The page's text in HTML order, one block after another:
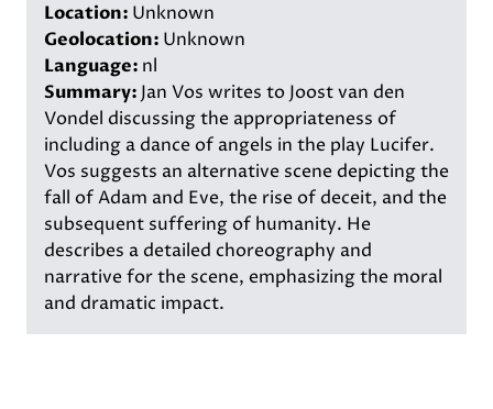
Location: Unknown
Geolocation: Unknown
Language: nl
Summary: Jan Vos writes to Joost van den
Vondel discussing the appropriateness of
including a dance of angels in the play Lucifer.
Vos suggests an alternative scene depicting the
fall of Adam and Eve, the rise of deceit, and the
subsequent suffering of humanity. He
describes a detailed choreography and
narrative for the scene, emphasizing the moral
and dramatic impact.